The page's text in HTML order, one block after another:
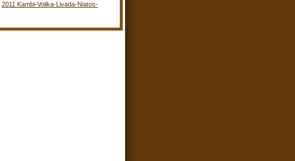
2011 Kambi-Volika-Livada-Niatos-